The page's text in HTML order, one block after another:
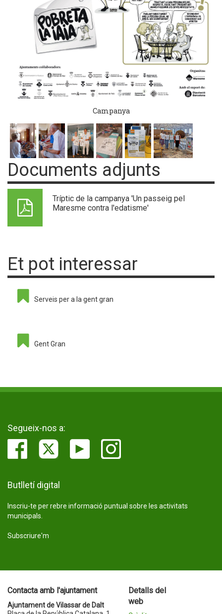
Campanya
Documents adjunts
Tríptic de la campanya 'Un passeig pel
Maresme contra l'edatisme'
Et pot interessar
Serveis per a la gent gran
Gent Gran
Segueix-nos a:
Butlletí digital
Inscriu-te per rebre informació puntual sobre les activitats
municipals.
Subscriure'm
Contacta amb l'ajuntament
Ajuntament de Vilassar de Dalt
Detalls del
web